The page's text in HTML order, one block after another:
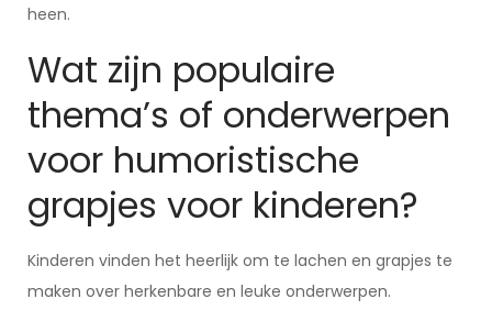
heen.
Wat zijn populaire
thema’s of onderwerpen
voor humoristische
grapjes voor kinderen?
Kinderen vinden het heerlijk om te lachen en grapjes te
maken over herkenbare en leuke onderwerpen.